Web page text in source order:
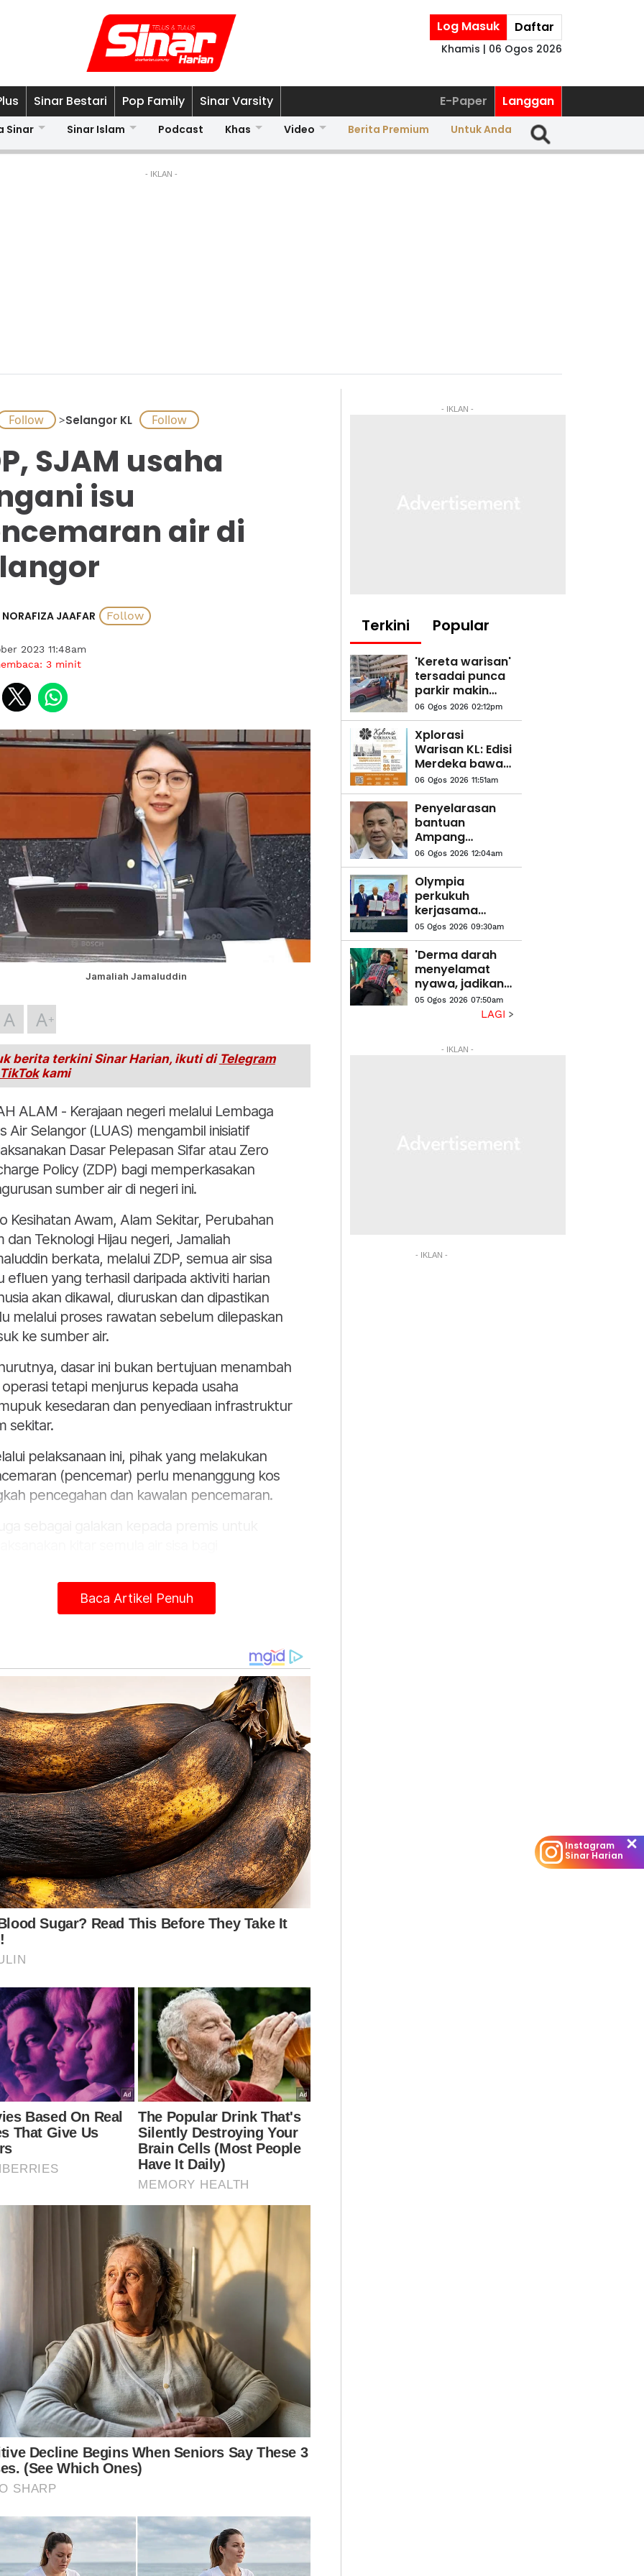
Log Masuk Daftar
Khamis | 06 Ogos 2026
Sinar Bestari Pop Family Sinar Varsity E-Paper Langgan
Sinar Sinar Islam Podcast Khas Video Berita Premium Untuk Anda
- IKLAN -
>Selangor KL
SJAM usaha
isu
air di
NORAFIZA JAAFAR
2023 11:48am
3minit
Jamaliah Jamaluddin
A A
berita terkini Sinar Harian, ikuti di Telegram
TikTokkami
ALAM - Kerajaan negeri melalui Lembaga
Air Selangor (LUAS) mengambil inisiatif
Dasar Pelepasan Sifar atau Zero
Policy (ZDP) bagi memperkasakan
sumber air di negeri ini.
Kesihatan Awam, Alam Sekitar, Perubahan
dan Teknologi Hijau negeri, Jamaliah
berkata, melalui ZDP, semua air sisa
efluen yang terhasil daripada aktiviti harian
akan dikawal, diuruskan dan dipastikan
melalui proses rawatan sebelum dilepaskan
ke sumber air.
dasar ini bukan bertujuan menambah
operasi tetapi menjurus kepada usaha
kesedaran dan penyediaan infrastruktur
sekitar.
pelaksanaan ini, pihak yang melakukan
(pencemar) perlu menanggung kos
pencegahan dan kawalan pencemaran.
air seterusnya sebagai komitmen dalam
sumber air di Selangor, " katanya.
sungai yang menyebabkan henti
loji rawatan air (LRA) seterusnya gangguan air
pengguna di Selangor.
berkata, cadangan pelaksanaan ZDP akan
lagi keberkesanan langkah
pencemaran sungai daripada sisa
dan biologi disebabkan pelepasan industri, loji
kumbahan, penternakan, kerja tanah dan
seperti pasar dan bengkel serta
jenis aktiviti harian lain.
pelaksanaan ZDP ini secara tidak
akan membantu dalam usaha untuk
sumber air dengan mencegah serta
kemasukan sisa pencemaran ke dalam
air.
gus dapat menangani isu pencemaran
dan meningkatkan kualiti air.
Berkaitan:
Langkah proaktif tangani isu kurang guru
Tangani isu penerokaan haram REE secara serius, elak
berlaku di kawasan lain
NRECC, kerajaan negeri bekerjasama tangani isu
konservasi hutan
pelaksanaan ZDP ini akan memastikan
kerajaan negeri untuk meminimumkan kes
sungai yang berpotensi
henti tugas LRA (loji rawatan air)
dan seterusnya dapat mengurangkan kos
melaksanakan kerja-kerja pemulihan sungai
tercemar, " katanya.
Baca Artikel Penuh
- IKLAN -
Terkini Popular
'Kereta warisan'
tersadai punca
parkir makin
sempit
06 Ogos 2026 02:12pm
Xplorasi
Warisan KL: Edisi
Merdeka bawa
rakyat telusuri
jejak
kemerdekaan
06 Ogos 2026 11:51am
Penyelarasan
bantuan
Ampang
diperkemas,
Azman mahu
pastikan
kebajikan
rakyat terbela
06 Ogos 2026 12:04am
Olympia
perkukuh
kerjasama
strategik,
perluas impak
kepada
komuniti
05 Ogos 2026 09:30am
'Derma darah
menyelamat
nyawa, jadikan
budaya hidup'
05 Ogos 2026 07:50am
LAGI
- IKLAN -
- IKLAN -
Instagram
Sinar Harian